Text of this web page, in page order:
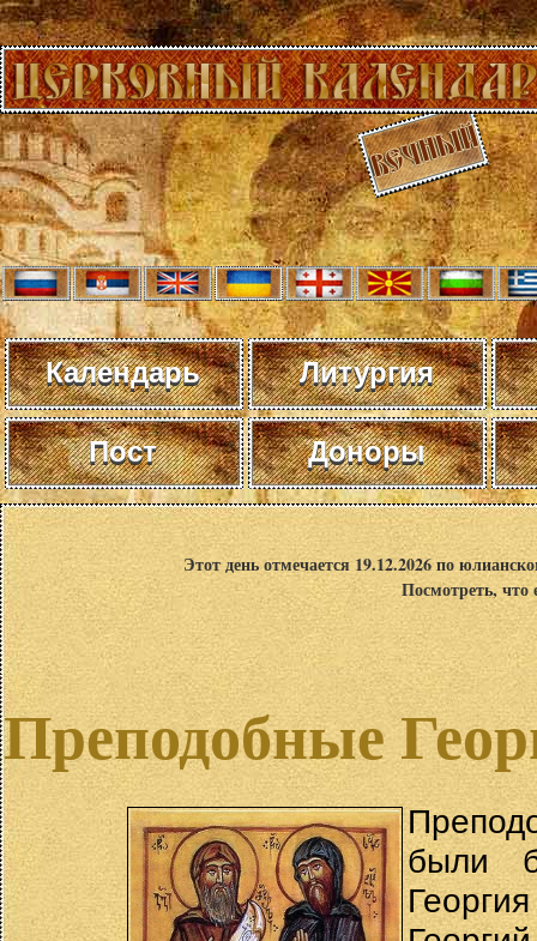
Календарь Литургия
Пост Доноры
Этот день отмечается 19.12.2026 по
Посмотреть,
Преподобные
были